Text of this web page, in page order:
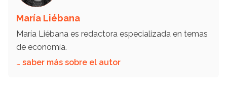
María Liébana
María Liébana es redactora especializada en temas
de economía.
… saber más sobre el autor